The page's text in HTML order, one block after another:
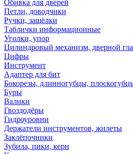
Обивка для дверей
Петли, доводчики
Ручки, защёлки
Таблички информационные
Уголки, упор
Цилиндровый механизм, дверной
Цифры
Инструмент
Адаптер для бит
Бокорезы, длинногубцы,
Буры
Валики
Гвоздодёры
Гидроуровни
Держатели инструментов, жилеты
Заклёпочники
Зубила, пики, керн